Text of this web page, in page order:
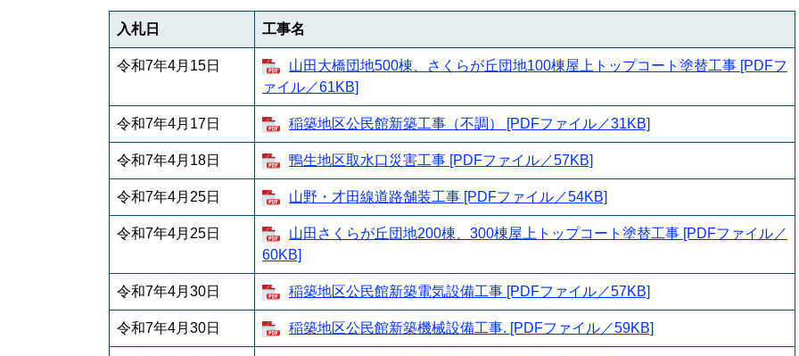
入札日 工事名
令和7年4月15日
山田大橋団地500棟、さくらが丘団地100棟屋上トップコート塗替工事 [PDFフ
ァイル／61KB]
令和7年4月17日 稲築地区公民館新築工事（不調） [PDFファイル／31KB]
令和7年4月18日 鴨生地区取水口災害工事 [PDFファイル／57KB]
令和7年4月25日 山野・才田線道路舗装工事 [PDFファイル／54KB]
令和7年4月25日
山田さくらが丘団地200棟、300棟屋上トップコート塗替工事 [PDFファイル／
60KB]
令和7年4月30日 稲築地区公民館新築電気設備工事 [PDFファイル／57KB]
令和7年4月30日 稲築地区公民館新築機械設備工事. [PDFファイル／59KB]